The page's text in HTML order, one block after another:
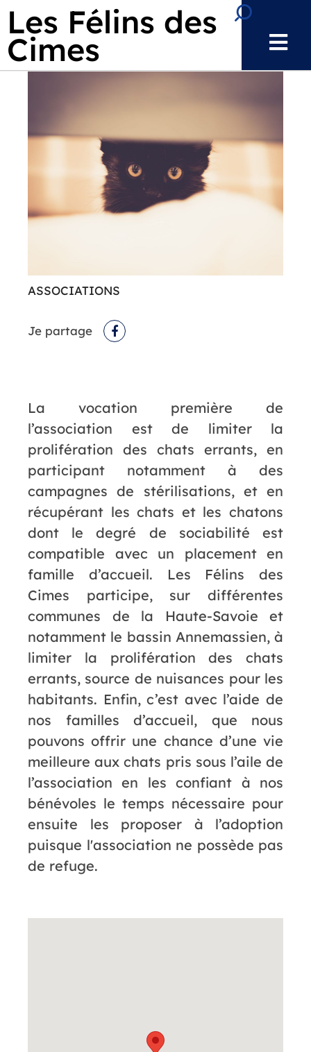
Aller à la recherche
Les Félins des
Cimes
ASSOCIATIONS
Je partage
Facebook
La vocation première de
l’association est de limiter la
prolifération des chats errants, en
participant notamment à des
campagnes de stérilisations, et en
récupérant les chats et les chatons
dont le degré de sociabilité est
compatible avec un placement en
famille d’accueil. Les Félins des
Cimes participe, sur différentes
communes de la Haute-Savoie et
notamment le bassin Annemassien, à
limiter la prolifération des chats
errants, source de nuisances pour les
habitants. Enfin, c’est avec l’aide de
nos familles d’accueil, que nous
pouvons offrir une chance d’une vie
meilleure aux chats pris sous l’aile de
l’association en les confiant à nos
bénévoles le temps nécessaire pour
ensuite les proposer à l’adoption
puisque l'association ne possède pas
de refuge.